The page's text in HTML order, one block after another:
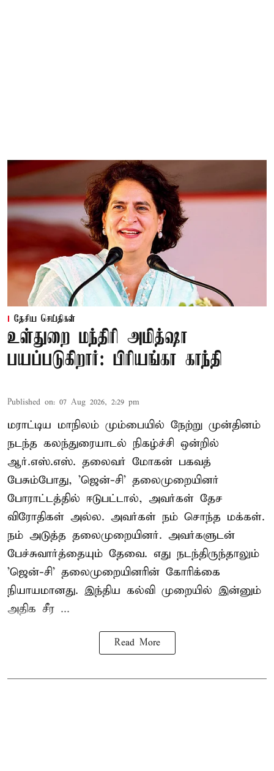
தேசிய செய்திகள்
உள்துறை மந்திரி அமித்ஷா
பயப்படுகிறார்: பிரியங்கா காந்தி
Published on: 07 Aug 2026, 2:29 pm
மராட்டிய மாநிலம் மும்பையில் நேற்று முன்தினம்
நடந்த கலந்துரையாடல் நிகழ்ச்சி ஒன்றில்
ஆர்.எஸ்.எஸ். தலைவர் மோகன் பகவத்
பேசும்போது, 'ஜென்-சி' தலைமுறையினர்
போராட்டத்தில் ஈடுபட்டால், அவர்கள் தேச
விரோதிகள் அல்ல. அவர்கள் நம் சொந்த மக்கள்.
நம் அடுத்த தலைமுறையினர். அவர்களுடன்
பேச்சுவார்த்தையும் தேவை. எது நடந்திருந்தாலும்
'ஜென்-சி' தலைமுறையினரின் கோரிக்கை
நியாயமானது. இந்திய கல்வி முறையில் இன்னும்
அதிக சீர ...
Read More